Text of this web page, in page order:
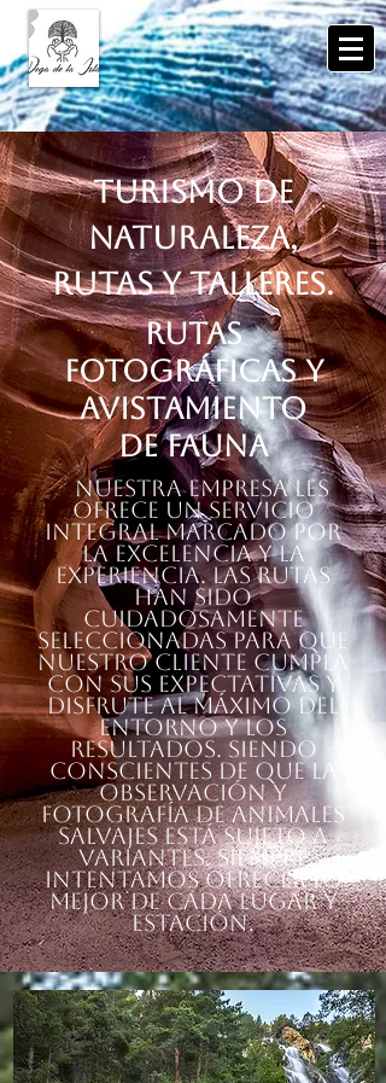
Turismo de
naturaleza,
rutas y talleres.
Rutas
fotográficas y
Avistamiento
de Fauna
Nuestra empresa les
ofrece un servicio
integral marcado por
la excelencia y la
experiencia. Las rutas
han sido
cuidadosamente
seleccionadas para que
nuestro cliente cumpla
con sus expectativas y
disfrute al máximo del
entorno y los
resultados. Siendo
conscientes de que la
observación y
fotografía de animales
salvajes está sujeto a
variantes, siempre
intentamos ofrecer lo
mejor de cada lugar y
estación.